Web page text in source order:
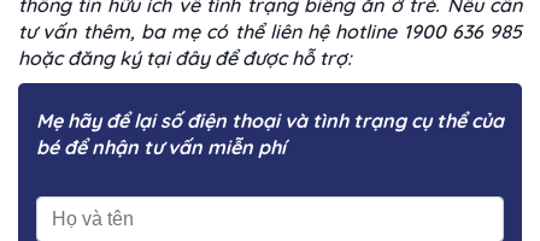
thông tin hữu ích về tình trạng biếng ăn ở trẻ. Nếu cần
tư vấn thêm, ba mẹ có thể liên hệ hotline 1900 636 985
hoặc đăng ký tại đây để được hỗ trợ:
Mẹ hãy để lại số điện thoại và tình trạng cụ thể của
bé để nhận tư vấn miễn phí